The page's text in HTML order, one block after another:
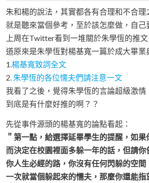
朱和楊的說法，其實都各有合理和不合理
就是聽來當個參考，至於該怎麼做，自己
上周在Twitter看到一堆關於朱學恆的推
道原來是朱學恆對楊基寬一篇於成大畢業
1.楊基寬致詞全文
2. 朱學恆的各位懦夫們請注意一文
我看了之後，覺得朱學恆的言論超級激情
到底是有什麼好推的啊？？
先從事件源頭的楊基寬的論點看起：
＂第一點，給選擇延畢學生的提醒，如
而決定在校園裡面多躲一年的話，但請你
你人生必經的路，你沒有任何閃躲的空間
一次就當個躲起來的懦夫，那麼你還能指